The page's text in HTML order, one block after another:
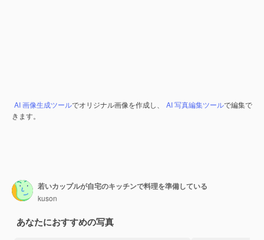
AI 画像生成ツールでオリジナル画像を作成し、 AI 写真編集ツールで編集で
きます。
若いカップルが自宅のキッチンで料理を準備している
kuson
あなたにおすすめの写真